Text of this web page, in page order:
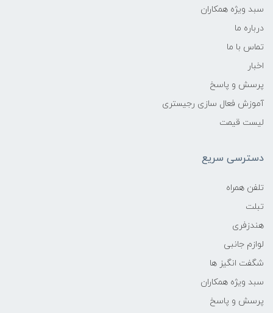
سبد ویژه همکاران
درباره ما
تماس با ما
اخبار
پرسش و پاسخ
آموزش فعال سازی رجیستری
لیست قیمت
دسترسی سریع
تلفن همراه
تبلت
هندزفری
لوازم جانبی
شگفت انگیز ها
سبد ویژه همکاران
پرسش و پاسخ